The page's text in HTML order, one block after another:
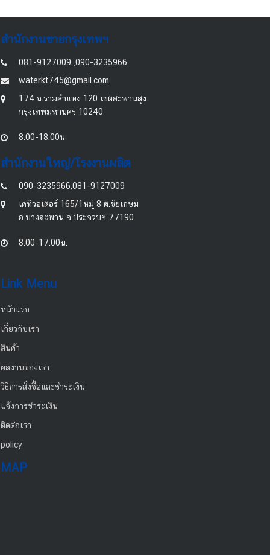
สำนักงานขายกรุงเทพฯ
081-9127009 ,090-3235966
waterkt745@gmail.com
174 ถ.รามคำแหง 120 เขตสะพานสูง
กรุงเทพมหานคร 10240
8.00-18.00น
สำนักงานใหญ่/โรงงานผลิต
090-3235966,081-9127009
เคทีวอเตอร์ 165/1หมู่ 8 ต.ชัยเกษม
อ.บางสะพาน จ.ประจวบฯ 77190
8.00-17.00น.
Link Menu
หน้าแรก
เกี่ยวกับเรา
สินค้า
ผลงานของเรา
วิธีการสั่งซื้อและชำระเงิน
แจ้งการชำระเงิน
ติดต่อเรา
policy
MAP